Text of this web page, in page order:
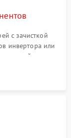
с зачисткой
инвертора или
дорожек и